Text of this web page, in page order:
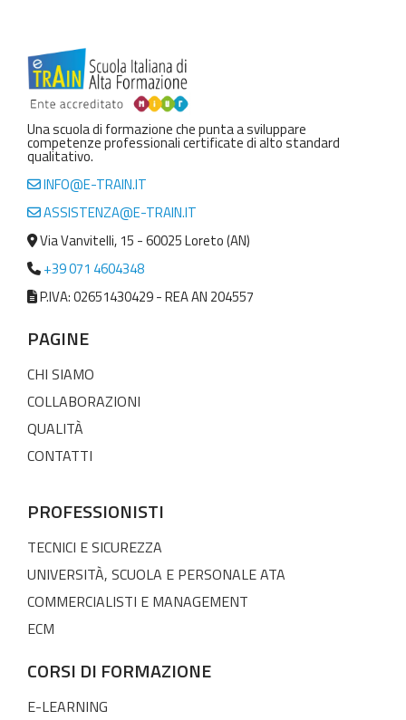
Una scuola di formazione che punta a sviluppare
competenze professionali certificate di alto standard
qualitativo.
INFO@E-TRAIN.IT
ASSISTENZA@E-TRAIN.IT
Via Vanvitelli, 15 - 60025 Loreto (AN)
+39 071 4604348
P.IVA: 02651430429 - REA AN 204557
PAGINE
CHI SIAMO
COLLABORAZIONI
QUALITÀ
CONTATTI
PROFESSIONISTI
TECNICI E SICUREZZA
UNIVERSITÀ, SCUOLA E PERSONALE ATA
COMMERCIALISTI E MANAGEMENT
ECM
CORSI DI FORMAZIONE
E-LEARNING